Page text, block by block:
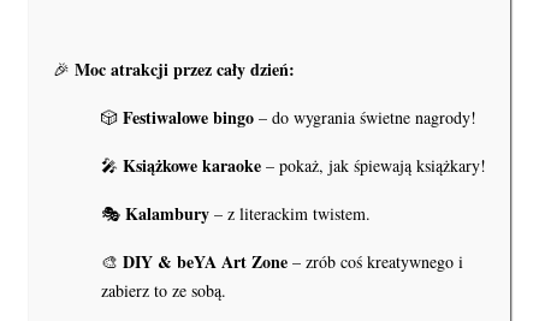
🎉 Moc atrakcji przez cały dzień:
🎲 Festiwalowe bingo – do wygrania świetne nagrody!
🎤 Książkowe karaoke – pokaż, jak śpiewają książkary!
🎭 Kalambury – z literackim twistem.
🎨 DIY & beYA Art Zone – zrób coś kreatywnego i
zabierz to ze sobą.